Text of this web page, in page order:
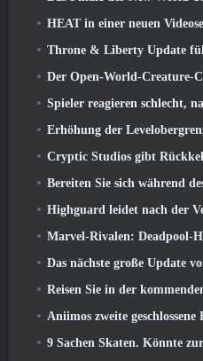
HEAT in einer neuen
Throne & Liberty Update führt
Der Open-World-Creature-
Spieler reagieren schlecht, nachdem Daybreak Pläne
Erhöhung der Levelobergrenze und Enthüllung neuer
Cryptic Studios gibt Rückkehr des
Bereiten Sie sich während des Pre-Events
Highguard leidet nach der Veröffentlichung
Marvel-Rivalen: Deadpool-
Das nächste große Update von
Reisen Sie in der kommenden Version von Wuthering
Aniimos zweite
9 Sachen Skaten. Könnte zur